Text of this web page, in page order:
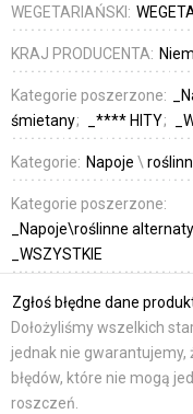
WEGETARIAŃSKI:
KRAJ PRODUCENTA:
Kategorie poszerzone:
śmietany
_**** HITY
Kategorie: Napoje \
Kategorie poszerzone:
_Napoje\roślinne
_WSZYSTKIE
Zgłoś błędne dane
Dołożyliśmy wszelkich
jednak nie
błędów, które nie mogą
roszczeń.